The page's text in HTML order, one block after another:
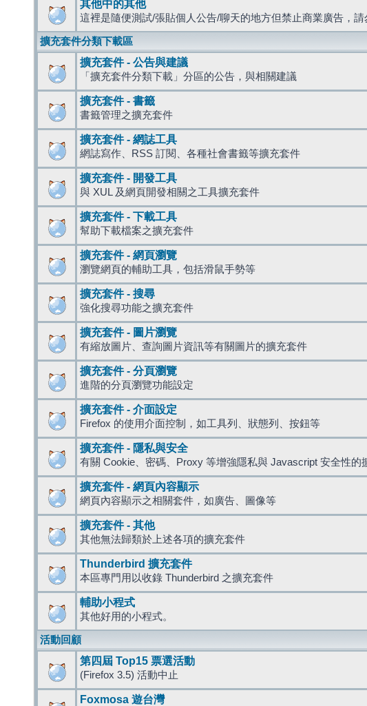
其他中的其他
這裡是隨便測試/張貼個人公告/聊天的地方但禁止商業廣告，請
擴充套件分類下載區
擴充套件 - 公告與建議
「擴充套件分類下載」分區的公告，與相關建議
擴充套件 - 書籤
書籤管理之擴充套件
擴充套件 - 網誌工具
網誌寫作、RSS 訂閱、各種社會書籤等擴充套件
擴充套件 - 開發工具
與 XUL 及網頁開發相關之工具擴充套件
擴充套件 - 下載工具
幫助下載檔案之擴充套件
擴充套件 - 網頁瀏覽
瀏覽網頁的輔助工具，包括滑鼠手勢等
擴充套件 - 搜尋
強化搜尋功能之擴充套件
擴充套件 - 圖片瀏覽
有縮放圖片、查詢圖片資訊等有關圖片的擴充套件
擴充套件 - 分頁瀏覽
進階的分頁瀏覽功能設定
擴充套件 - 介面設定
Firefox 的使用介面控制，如工具列、狀態列、按鈕等
擴充套件 - 隱私與安全
有關 Cookie、密碼、Proxy 等增強隱私與 Javascript 安全性的
擴充套件 - 網頁內容顯示
網頁內容顯示之相關套件，如廣告、圖像等
擴充套件 - 其他
其他無法歸類於上述各項的擴充套件
Thunderbird 擴充套件
本區專門用以收錄 Thunderbird 之擴充套件
輔助小程式
其他好用的小程式。
活動回顧
第四屆 Top15 票選活動
(Firefox 3.5) 活動中止
Foxmosa 遊台灣